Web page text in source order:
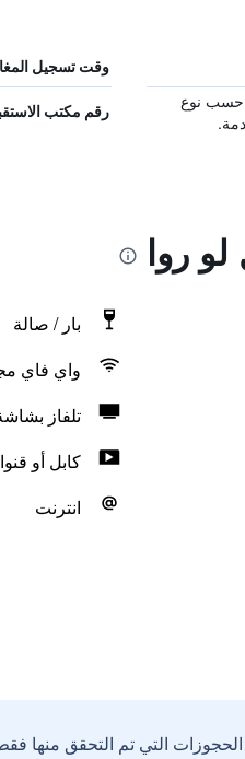
وقت تسجيل
حسب نوع
رقم مكتب
روا
بار / صالة
واي فاي
تلفاز
كابل أو
انترنت
التي تم التحقق منها